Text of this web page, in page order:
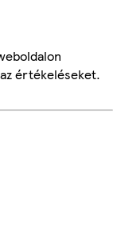
értékeléseket.